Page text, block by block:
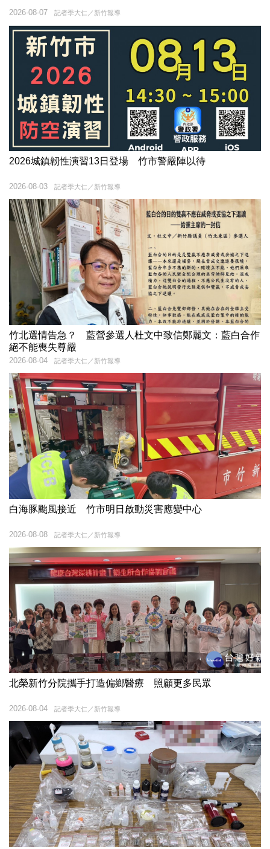
記者季大仁／新竹報導
2026-08-07
2026城鎮韌性演習13日登場 竹市警嚴陣以待
記者季大仁／新竹報導
2026-08-03
竹北選情告急？ 藍營參選人杜文中致信鄭麗文：藍白合作
絕不能喪失尊嚴
記者季大仁／新竹報導
2026-08-04
白海豚颱風接近 竹市明日啟動災害應變中心
記者季大仁／新竹報導
2026-08-08
北榮新竹分院攜手打造偏鄉醫療 照顧更多民眾
記者季大仁／新竹報導
2026-08-04